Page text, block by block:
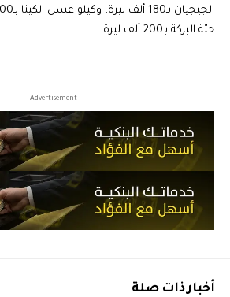
حبّة البركة بـ200 ألف ليرة.
- Advertisement -
أخبار ذات صلة